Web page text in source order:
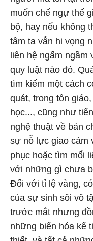
muốn chế ngự thế
bộ, hay nếu không
tâm ta vẫn hi vọng
liên hệ ngấm
quy luật nào đó.
tìm kiếm một cách
quát, trong tôn
học..., cũng như
nghệ thuật về bản
sự nỗ lực giao cảm
phục hoặc tìm mối
với những gì chưa
Đối với tỉ lệ vàng,
của sự sinh sôi vô
trước mắt nhưng
những biến hóa kế